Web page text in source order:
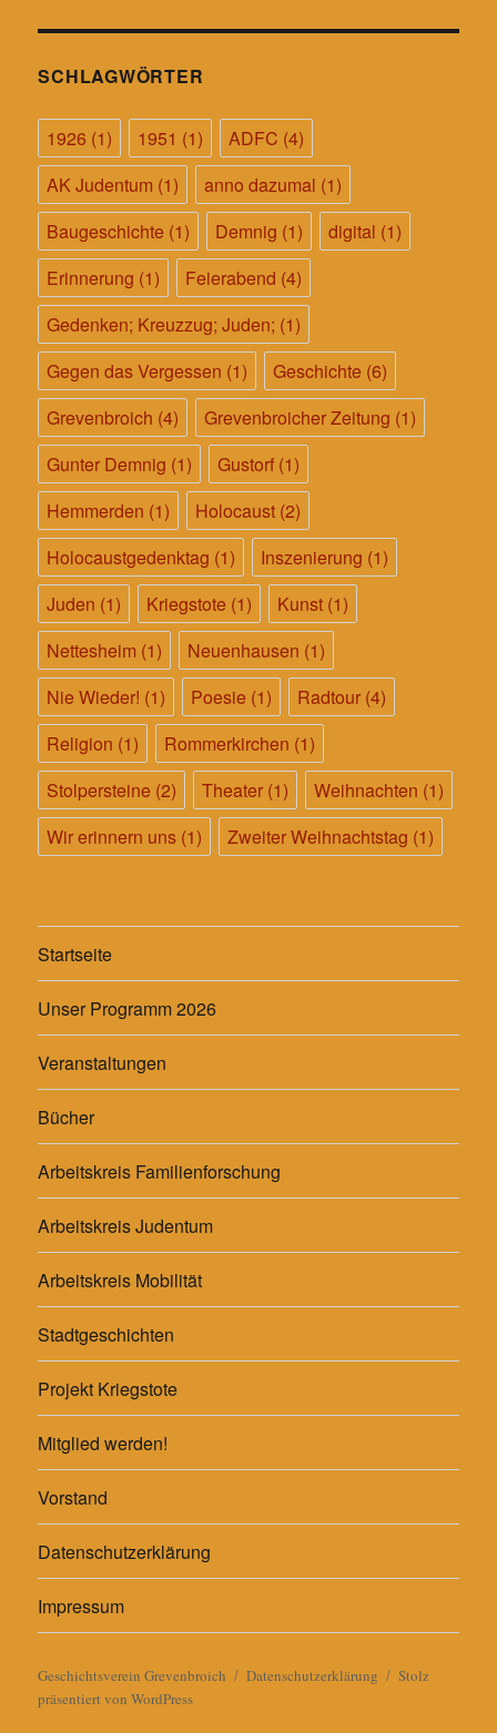
SCHLAGWÖRTER
1926 (1) 1951 (1) ADFC (4)
AK Judentum (1) anno dazumal (1)
Baugeschichte (1) Demnig (1) digital (1)
Erinnerung (1) Feierabend (4)
Gedenken; Kreuzzug; Juden; (1)
Gegen das Vergessen (1) Geschichte (6)
Grevenbroich (4) Grevenbroicher Zeitung (1)
Gunter Demnig (1) Gustorf (1)
Hemmerden (1) Holocaust (2)
Holocaustgedenktag (1) Inszenierung (1)
Juden (1) Kriegstote (1) Kunst (1)
Nettesheim (1) Neuenhausen (1)
Nie Wieder! (1) Poesie (1) Radtour (4)
Religion (1) Rommerkirchen (1)
Stolpersteine (2) Theater (1) Weihnachten (1)
Wir erinnern uns (1) Zweiter Weihnachtstag (1)
Startseite
Unser Programm 2026
Veranstaltungen
Bücher
Arbeitskreis Familienforschung
Arbeitskreis Judentum
Arbeitskreis Mobilität
Stadtgeschichten
Projekt Kriegstote
Mitglied werden!
Vorstand
Datenschutzerklärung
Impressum
Geschichtsverein Grevenbroich Datenschutzerklärung
Stolz
präsentiert von WordPress